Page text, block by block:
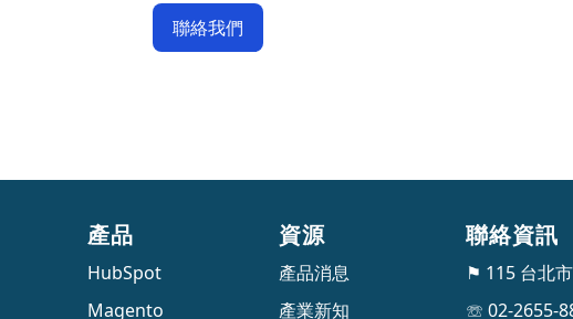
聯絡我們
產品
HubSpot
Magento
資源
產品消息
產業新知
聯絡資訊
⚑ 115 台北
☏ 02-2655-